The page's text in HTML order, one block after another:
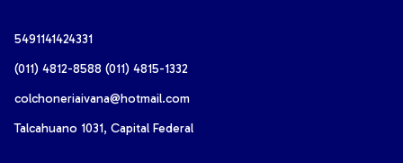
5491141424331
(011) 4812-8588 (011) 4815-1332
colchoneriaivana@hotmail.com
Talcahuano 1031, Capital Federal